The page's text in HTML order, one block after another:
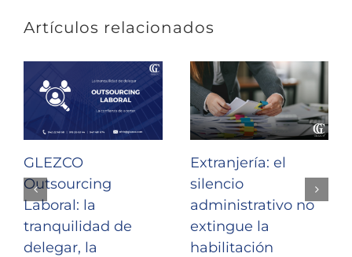
Artículos relacionados
GLEZCO
Outsourcing
Laboral: la
tranquilidad de
delegar, la
Extranjería: el
silencio
administrativo no
extingue la
habilitación